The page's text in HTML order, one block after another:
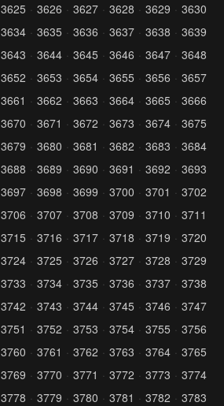
3625 3626 3627 3628 3629
3630
3634 3635 3636 3637 3638
3639
3643 3644 3645 3646 3647
3648
3652 3653 3654 3655 3656
3657
3661 3662 3663 3664 3665
3666
3670 3671 3672 3673 3674
3675
3679 3680 3681 3682 3683
3684
3688 3689 3690 3691 3692
3693
3697 3698 3699 3700 3701
3702
3706 3707 3708 3709 3710
3711
3715 3716 3717 3718 3719
3720
3724 3725 3726 3727 3728
3729
3733 3734 3735 3736 3737
3738
3742 3743 3744 3745 3746
3747
3751 3752 3753 3754 3755
3756
3760 3761 3762 3763 3764
3765
3769 3770 3771 3772 3773
3774
3778 3779 3780 3781 3782
3783